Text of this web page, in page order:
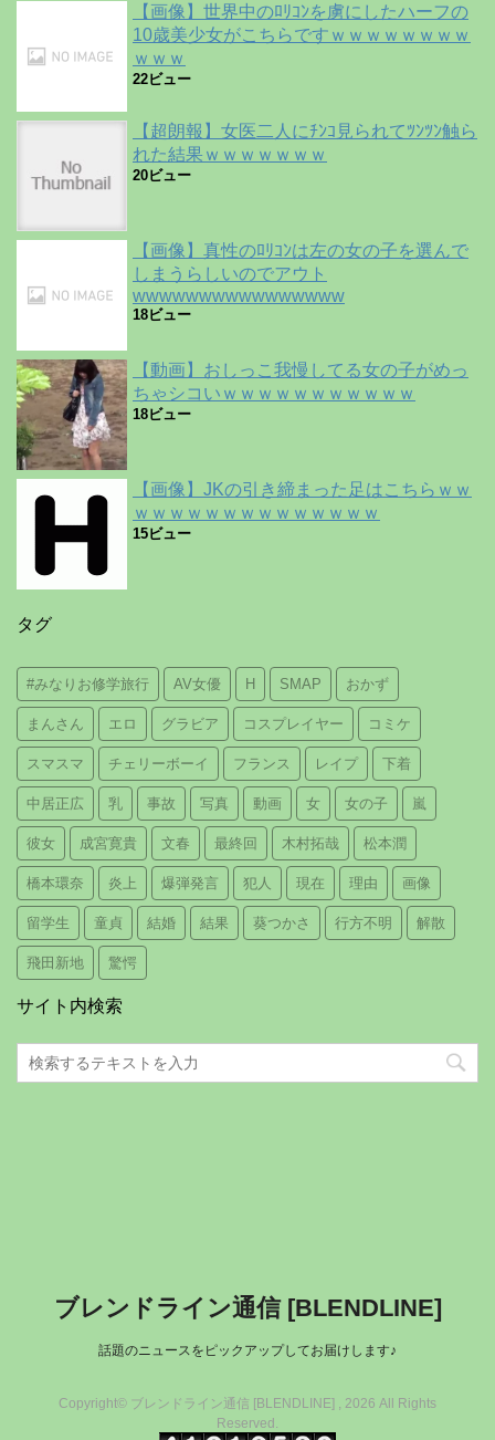
【画像】世界中のﾛﾘｺﾝを虜にしたハーフの
10歳美少女がこちらですｗｗｗｗｗｗｗｗ
ｗｗｗ
22ビュー
【超朗報】女医二人にﾁﾝｺ見られてﾂﾝﾂﾝ触ら
れた結果ｗｗｗｗｗｗｗ
20ビュー
【画像】真性のﾛﾘｺﾝは左の女の子を選んで
しまうらしいのでアウト
wwwwwwwwwwwwwwww
18ビュー
【動画】おしっこ我慢してる女の子がめっ
ちゃシコいｗｗｗｗｗｗｗｗｗｗｗ
18ビュー
【画像】JKの引き締まった足はこちらｗｗ
ｗｗｗｗｗｗｗｗｗｗｗｗｗｗ
15ビュー
タグ
#みなりお修学旅行 AV女優 H SMAP おかず
まんさん エロ グラビア コスプレイヤー コミケ
スマスマ チェリーボーイ フランス レイプ 下着
中居正広 乳 事故 写真 動画 女 女の子 嵐
彼女 成宮寛貴 文春 最終回 木村拓哉 松本潤
橋本環奈 炎上 爆弾発言 犯人 現在 理由 画像
留学生 童貞 結婚 結果 葵つかさ 行方不明 解散
飛田新地 驚愕
サイト内検索
ブレンドライン通信 [BLENDLINE]
話題のニュースをピックアップしてお届けします♪
Copyright© ブレンドライン通信 [BLENDLINE] , 2026 All Rights
Reserved.